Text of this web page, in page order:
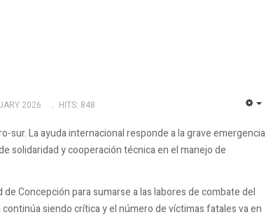
2026 HITS: 848
sur. La ayuda internacional responde a la grave emergencia
solidaridad y cooperación técnica en el manejo de
Concepción para sumarse a las labores de combate del
siendo crítica y el número de víctimas fatales va en